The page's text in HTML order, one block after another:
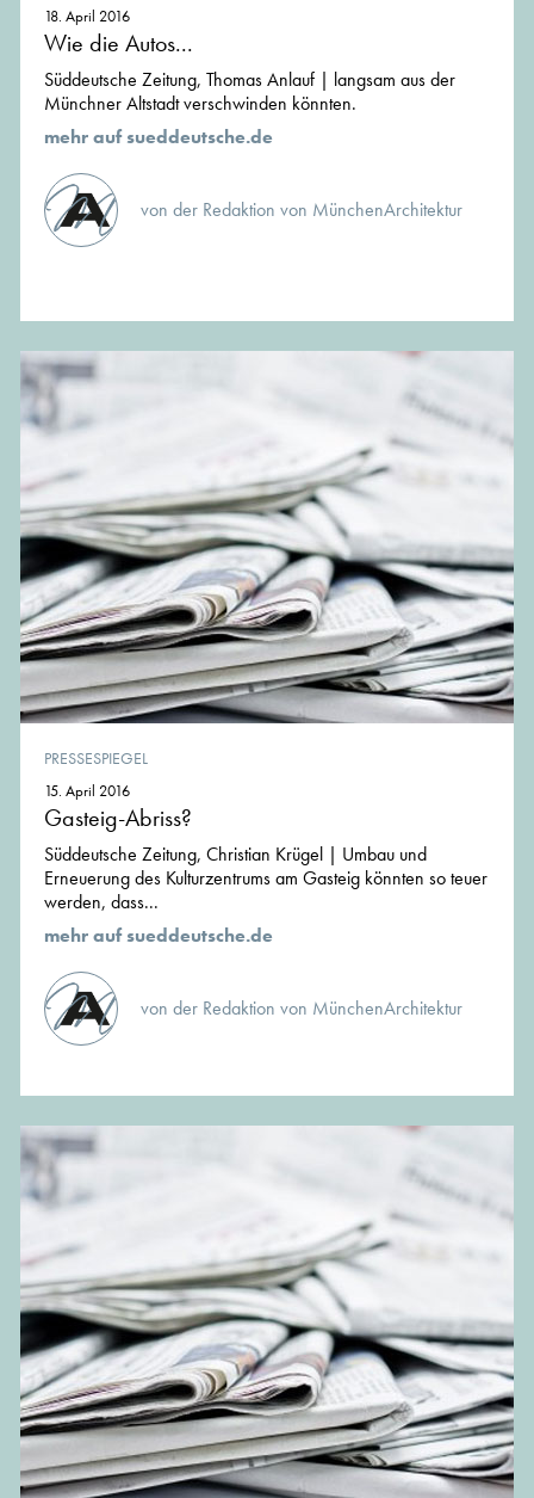
18. April 2016
Wie die Autos...
Süddeutsche Zeitung, Thomas Anlauf | langsam aus der
Münchner Altstadt verschwinden könnten.
mehr auf sueddeutsche.de
von der Redaktion von MünchenArchitektur
PRESSESPIEGEL
15. April 2016
Gasteig-Abriss?
Süddeutsche Zeitung, Christian Krügel | Umbau und
Erneuerung des Kulturzentrums am Gasteig könnten so teuer
werden, dass...
mehr auf sueddeutsche.de
von der Redaktion von MünchenArchitektur